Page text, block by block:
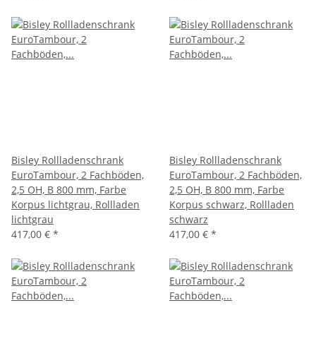
Bisley Rollladenschrank
EuroTambour, 2 Fachböden,
2,5 OH, B 800 mm, Farbe
Korpus lichtgrau, Rollladen
lichtgrau
417,00 € *
Bisley Rollladenschrank
EuroTambour, 2 Fachböden,
2,5 OH, B 800 mm, Farbe
Korpus schwarz, Rollladen
schwarz
417,00 € *